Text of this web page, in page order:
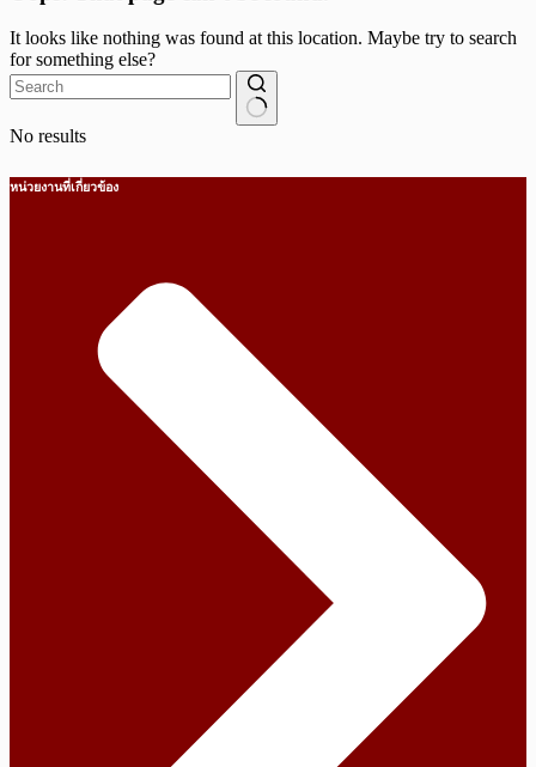
It looks like nothing was found at this location. Maybe try to search
for something else?
No results
หน่วยงานที่เกี่ยวข้อง